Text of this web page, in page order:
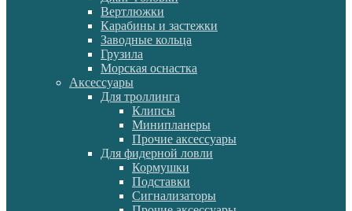
Вертлюжки
Карабины и застежки
Заводные кольца
Грузила
Морская оснастка
Аксессуары
Для троллинга
Клипсы
Минипланеры
Прочие аксессуары
Для фидерной ловли
Кормушки
Подставки
Сигнализаторы